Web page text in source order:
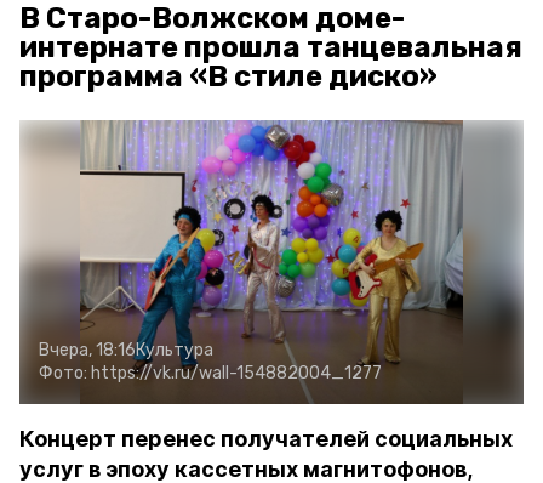
В Старо-Волжском доме-
интернате прошла танцевальная
программа «В стиле диско»
Вчера, 18:16Культура
Фото: https://vk.ru/wall-154882004_1277
Концерт перенес получателей социальных
услуг в эпоху кассетных магнитофонов,